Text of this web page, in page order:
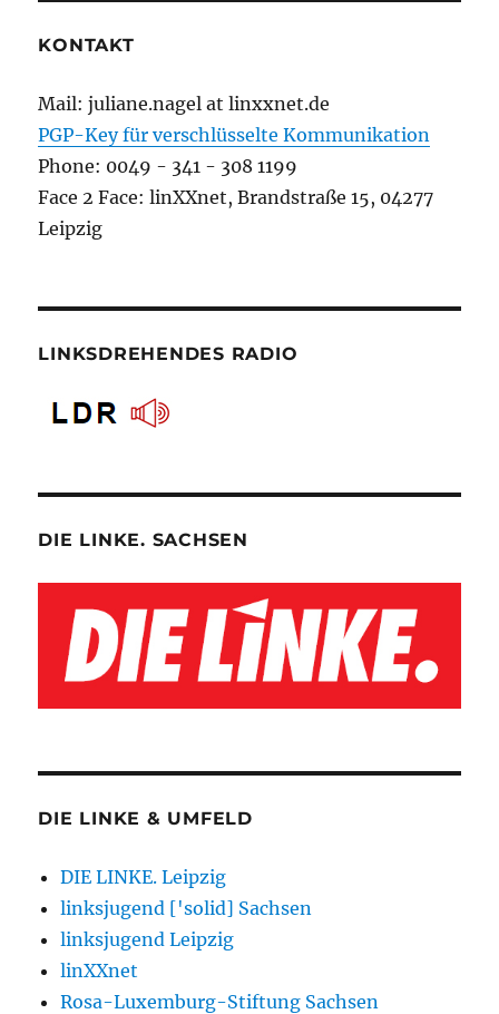
KONTAKT
Mail: juliane.nagel at linxxnet.de
PGP-Key für verschlüsselte Kommunikation
Phone: 0049 - 341 - 308 1199
Face 2 Face: linXXnet, Brandstraße 15, 04277
Leipzig
LINKSDREHENDES RADIO
DIE LINKE. SACHSEN
DIE LINKE & UMFELD
DIE LINKE. Leipzig
linksjugend ['solid] Sachsen
linksjugend Leipzig
linXXnet
Rosa-Luxemburg-Stiftung Sachsen